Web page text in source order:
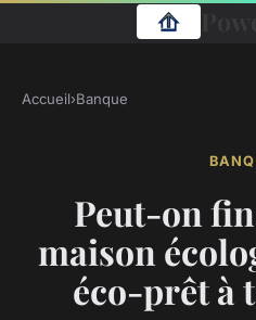
Accueil›Banque
Peut-on
maison
éco-prêt à